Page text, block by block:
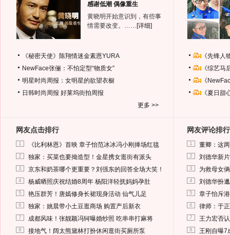
感谢低潮 偶像重生
黄晓明开始意识到，有些事
情需要改变。…… [详细]
《秘密天使》陈翔情迷金素恩YURA
NewFace张俪：不怕定型“物质女”
明星时尚周报：女明星的欲望衣橱
日韩时尚周报 好莱坞街拍周报
更多 >>
《先锋
《综艺
《
《夏日
网友点击排行
1 《比利林恩》首映 章子怡范冰冰冯小刚捧场红毯
2 独家：买菜也要拗造型！金星携女逛街有派头
3 京东和奶茶哪个更重要？刘强东的回答全场大笑！
4 杨威晒照庆祝结婚8周年 杨阳洋轻抚妈妈孕肚
5 艳压群芳！唐嫣修身长裙现身活动 仙气儿足
6 独家：姚晨带小土豆逛商场 购置产后新衣
7 成都风味！张靓颖冯轲曝婚纱照 吃串串打麻将
8 接地气！阔太熊黛林打扮休闲逛街买厕所泵
网友评论排行
1 董卿：这
2 刘德华新
3 为救母女
4 刘德华扮
5 章子怡斥
6 律师：于
7 王力宏否
8 王刚自曝7